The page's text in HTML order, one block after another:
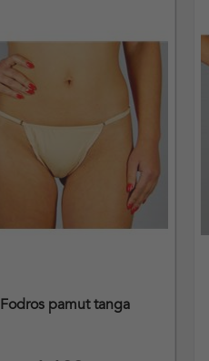
Fodros pamut tanga